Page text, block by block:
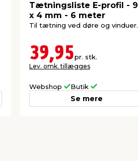
Tætningsliste E-profil - 9
x 4 mm - 6 meter
Til tætning ved døre og vinduer.
39,95pr. stk.
Lev. omk. tillægges
Webshop Butik
Se mere